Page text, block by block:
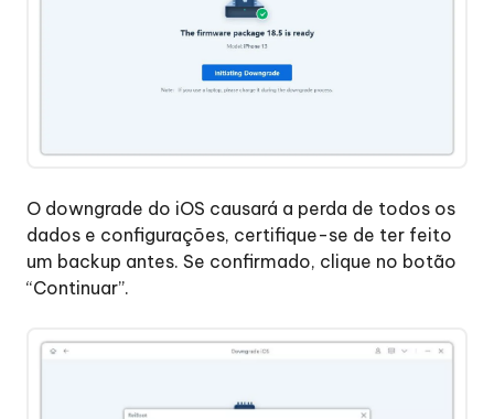
O downgrade do iOS causará a perda de todos os
dados e configurações, certifique-se de ter feito
um backup antes. Se confirmado, clique no botão
“Continuar”.